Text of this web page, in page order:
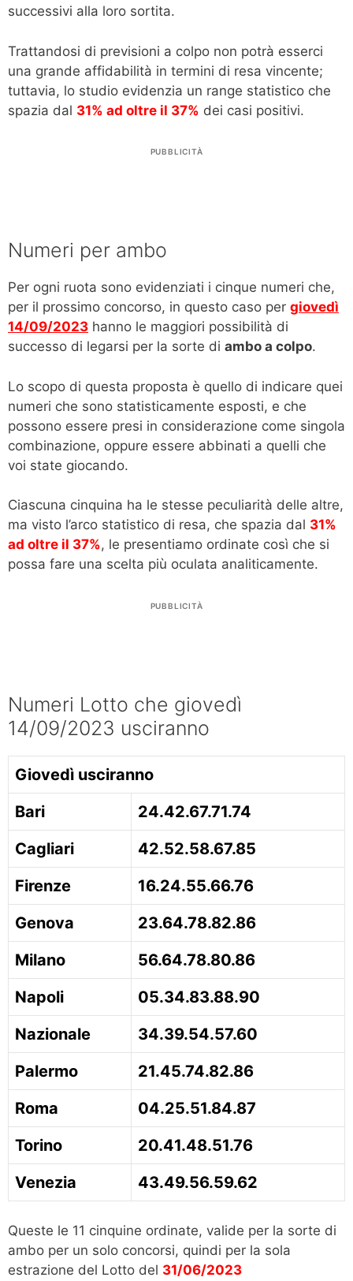
successivi alla loro sortita.
Trattandosi di previsioni a colpo non potrà esserci
una grande affidabilità in termini di resa vincente;
tuttavia, lo studio evidenzia un range statistico che
spazia dal 31% ad oltre il 37% dei casi positivi.
PUBBLICITÀ
Numeri per ambo
Per ogni ruota sono evidenziati i cinque numeri che,
per il prossimo concorso, in questo caso per giovedì
14/09/2023 hanno le maggiori possibilità di
successo di legarsi per la sorte di ambo a colpo.
Lo scopo di questa proposta è quello di indicare quei
numeri che sono statisticamente esposti, e che
possono essere presi in considerazione come singola
combinazione, oppure essere abbinati a quelli che
voi state giocando.
Ciascuna cinquina ha le stesse peculiarità delle altre,
ma visto l’arco statistico di resa, che spazia dal 31%
ad oltre il 37%, le presentiamo ordinate così che si
possa fare una scelta più oculata analiticamente.
PUBBLICITÀ
Numeri Lotto che giovedì
14/09/2023 usciranno
Giovedì usciranno
Bari
24.42.67.71.74
Cagliari
42.52.58.67.85
Firenze
16.24.55.66.76
Genova
23.64.78.82.86
Milano
56.64.78.80.86
Napoli
05.34.83.88.90
Nazionale
34.39.54.57.60
Palermo
21.45.74.82.86
Roma
04.25.51.84.87
Torino
20.41.48.51.76
Venezia
43.49.56.59.62
Queste le 11 cinquine ordinate, valide per la sorte di
ambo per un solo concorsi, quindi per la sola
estrazione del Lotto del 31/06/2023